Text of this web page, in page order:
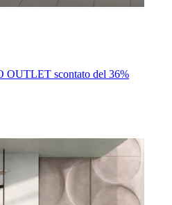
OUTLET scontato del 36%